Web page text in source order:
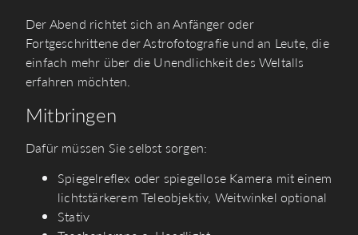
Der Abend richtet sich an Anfänger oder
Fortgeschrittene der Astrofotografie und an Leute, die
einfach mehr über die Unendlichkeit des Weltalls
erfahren möchten.
Mitbringen
Dafür müssen Sie selbst sorgen:
Spiegelreflex oder spiegellose Kamera mit einem
lichtstärkerem Teleobjektiv, Weitwinkel optional
Stativ